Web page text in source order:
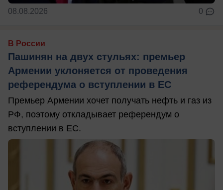
08.08.2026 0
В России
Пашинян на двух стульях: премьер
Армении уклоняется от проведения
референдума о вступлении в ЕС
Премьер Армении хочет получать нефть и газ из
РФ, поэтому откладывает референдум о
вступлении в ЕС.